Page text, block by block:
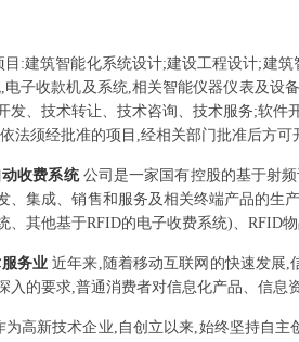
目:建筑智能化系统设计;建设工程设计;建
子收款机及系统,相关智能仪器仪表及设
发、技术转让、技术咨询、技术服务;软
法须经批准的项目,经相关部门批准后方可
收费系统 公司是一家国有控股的基于射
、集成、销售和服务及相关终端产品的生
、其他基于RFID的电子收费系统)、RFID
服务业近年来,随着移动互联网的快速发展,
入的要求,普通消费者对信息化产品、信
为高新技术企业,自创立以来,始终坚持自